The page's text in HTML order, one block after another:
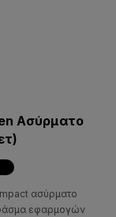
Ασύρματο
ασύρματο
εφαρμογών